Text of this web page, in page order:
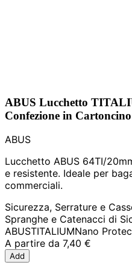
ABUS Lucchetto
Confezione in Cartoncino
ABUS
Lucchetto ABUS 64TI/
e resistente. Ideale per
commerciali.
Sicurezza, Serrature e
Spranghe e Catenacci di
ABUSTITALIUMNano
A partire da 7,40 €
Add